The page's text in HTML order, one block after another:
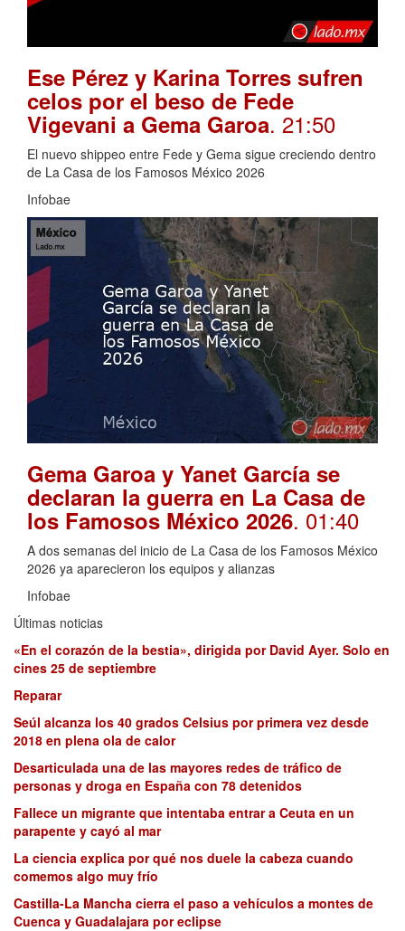
Ese Pérez y Karina Torres sufren
celos por el beso de Fede
Vigevani a Gema Garoa. 21:50
El nuevo shippeo entre Fede y Gema sigue creciendo dentro
de La Casa de los Famosos México 2026
Infobae
Gema Garoa y Yanet García se
declaran la guerra en La Casa de
los Famosos México 2026. 01:40
A dos semanas del inicio de La Casa de los Famosos México
2026 ya aparecieron los equipos y alianzas
Infobae
Últimas noticias
«En el corazón de la bestia», dirigida por David Ayer. Solo en
cines 25 de septiembre
Reparar
Seúl alcanza los 40 grados Celsius por primera vez desde
2018 en plena ola de calor
Desarticulada una de las mayores redes de tráfico de
personas y droga en España con 78 detenidos
Fallece un migrante que intentaba entrar a Ceuta en un
parapente y cayó al mar
La ciencia explica por qué nos duele la cabeza cuando
comemos algo muy frío
Castilla-La Mancha cierra el paso a vehículos a montes de
Cuenca y Guadalajara por eclipse